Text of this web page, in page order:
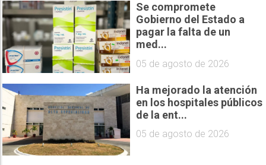
Se compromete
Gobierno del Estado a
pagar la falta de un
med...
05 de agosto de 2026
Ha mejorado la atención
en los hospitales públicos
de la ent...
05 de agosto de 2026